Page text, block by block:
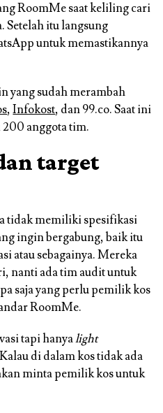
RoomMe saat keliling cari
Setelah itu langsung
untuk memastikannya
yang sudah merambah
,Infokost, dan 99.co. Saat ini
anggota tim.
target
tidak memiliki spesifikasi
ingin bergabung, baik itu
atau sebagainya. Mereka
nanti ada tim audit untuk
saja yang perlu pemilik kos
RoomMe.
tapi hanyalight
di dalam kos tidak ada
minta pemilik kos untuk